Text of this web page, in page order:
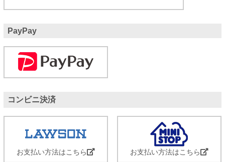
PayPay
コンビニ決済
お支払い方法はこちら お支払い方法はこちら